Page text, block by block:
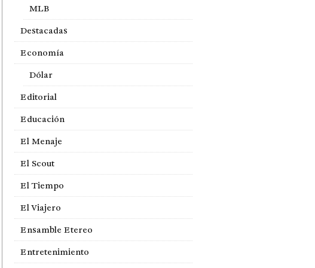
MLB
Destacadas
Economía
Dólar
Editorial
Educación
El Menaje
El Scout
El Tiempo
El Viajero
Ensamble Etereo
Entretenimiento